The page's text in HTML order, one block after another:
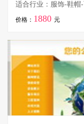
适合行业：服饰-鞋帽
价格： 1880 元